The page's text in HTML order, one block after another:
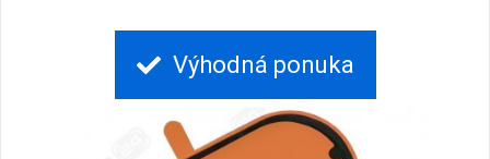
Výhodná ponuka